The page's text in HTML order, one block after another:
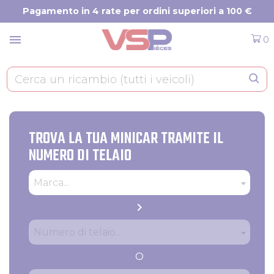
Pagamento in 4 rate per ordini superiori a 100 €
menu 0
TROVA LA TUA MINICAR TRAMITE IL
NUMERO DI TELAIO
Tipo
Produttore
Marca...
chevron_right
Numero di telaio
O
Pannello di gestione dei cookies